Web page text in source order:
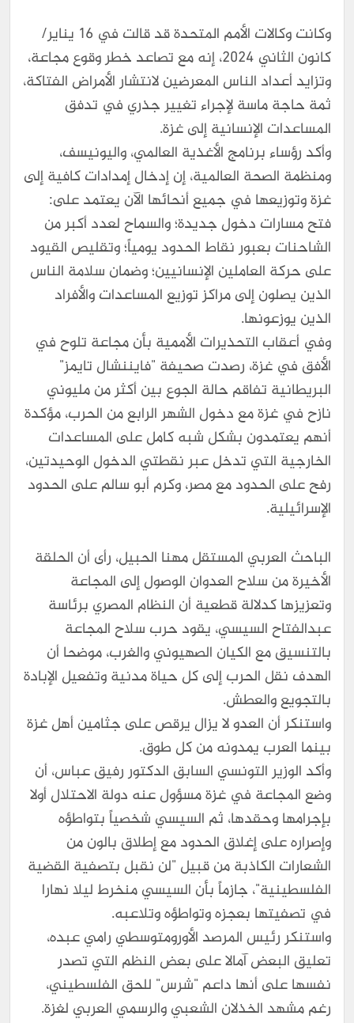
وكانت وكالات الأمم المتحدة قد قالت في 16 يناير/
كانون الثاني 2024، إنه مع تصاعد خطر وقوع مجاعة،
وتزايد أعداد الناس المعرضين لانتشار الأمراض الفتاكة،
ثمة حاجة ماسة لإجراء تغيير جذري في تدفق
المساعدات الإنسانية إلى غزة.
وأكد رؤساء برنامج الأغذية العالمي، واليونيسف،
ومنظمة الصحة العالمية، إن إدخال إمدادات كافية إلى
غزة وتوزيعها في جميع أنحائها الآن يعتمد على:
فتح مسارات دخول جديدة؛ والسماح لعدد أكبر من
الشاحنات بعبور نقاط الحدود يومياً؛ وتقليص القيود
على حركة العاملين الإنسانيين؛ وضمان سلامة الناس
الذين يصلون إلى مراكز توزيع المساعدات والأفراد
الذين يوزعونها.
وفي أعقاب التحذيرات الأممية بأن مجاعة تلوح في
الأفق في غزة، رصدت صحيفة "فايننشال تايمز"
البريطانية تفاقم حالة الجوع بين أكثر من مليوني
نازح في غزة مع دخول الشهر الرابع من الحرب، مؤكدة
أنهم يعتمدون بشكل شبه كامل على المساعدات
الخارجية التي تدخل عبر نقطتي الدخول الوحيدتين،
رفح على الحدود مع مصر، وكرم أبو سالم على الحدود
الإسرائيلية.
الباحث العربي المستقل مهنا الحبيل، رأى أن الحلقة
الأخيرة من سلاح العدوان الوصول إلى المجاعة
وتعزيزها كدلالة قطعية أن النظام المصري برئاسة
عبدالفتاح السيسي، يقود حرب سلاح المجاعة
بالتنسيق مع الكيان الصهيوني والغرب، موضحا أن
الهدف نقل الحرب إلى كل حياة مدنية وتفعيل الإبادة
بالتجويع والعطش.
واستنكر أن العدو لا يزال يرقص على جثامين أهل غزة
بينما العرب يمدونه من كل طوق.
وأكد الوزير التونسي السابق الدكتور رفيق عباس، أن
وضع المجاعة في غزة مسؤول عنه دولة الاحتلال أولا
بإجرامها وحقدها، ثم السيسي شخصياً بتواطؤه
وإصراره على إغلاق الحدود مع إطلاق بالون من
الشعارات الكاذبة من قبيل "لن نقبل بتصفية القضية
الفلسطينية"، جازماً بأن السيسي منخرط ليلا نهارا
في تصفيتها بعجزه وتواطؤه وتلاعبه.
واستنكر رئيس المرصد الأورومتوسطي رامي عبده،
تعليق البعض آمالا على بعض النظم التي تصدر
نفسها على أنها داعم "شرس" للحق الفلسطيني،
رغم مشهد الخذلان الشعبي والرسمي العربي لغزة.